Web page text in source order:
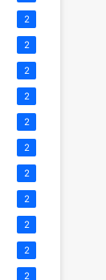
2
2
2
2
2
2
2
2
2
2
2